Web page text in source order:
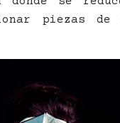
piezas de